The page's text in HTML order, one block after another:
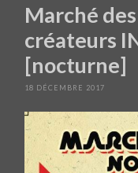
Marché
créateurs
[nocturne]
18 DÉCEMBRE 2017